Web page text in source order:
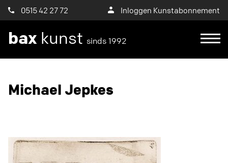
0515 42 27 72 Inloggen Kunstabonnement
bax kunst sinds 1992
Michael Jepkes